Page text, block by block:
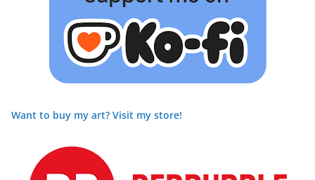
Want to buy my art? Visit my store!